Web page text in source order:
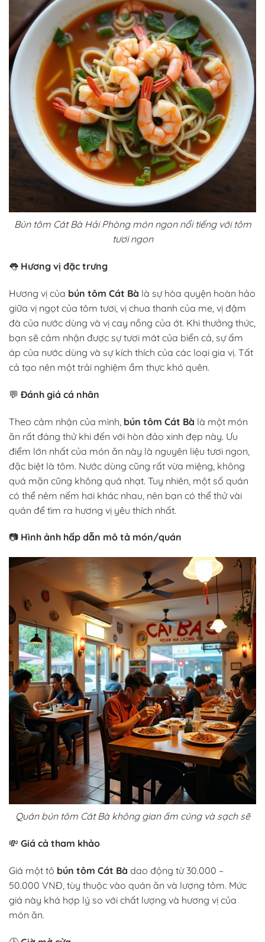
Bún tôm Cát Bà Hải Phòng món ngon nổi tiếng với tôm
tươi ngon
👅 Hương vị đặc trưng
Hương vị của bún tôm Cát Bà là sự hòa quyện hoàn hảo
giữa vị ngọt của tôm tươi, vị chua thanh của me, vị đậm
đà của nước dùng và vị cay nồng của ớt. Khi thưởng thức,
bạn sẽ cảm nhận được sự tươi mát của biển cả, sự ấm
áp của nước dùng và sự kích thích của các loại gia vị. Tất
cả tạo nên một trải nghiệm ẩm thực khó quên.
💬 Đánh giá cá nhân
Theo cảm nhận của mình, bún tôm Cát Bà là một món
ăn rất đáng thử khi đến với hòn đảo xinh đẹp này. Ưu
điểm lớn nhất của món ăn này là nguyên liệu tươi ngon,
đặc biệt là tôm. Nước dùng cũng rất vừa miệng, không
quá mặn cũng không quá nhạt. Tuy nhiên, một số quán
có thể nêm nếm hơi khác nhau, nên bạn có thể thử vài
quán để tìm ra hương vị yêu thích nhất.
📷 Hình ảnh hấp dẫn mô tả món/quán
Quán bún tôm Cát Bà không gian ấm cúng và sạch sẽ
💸 Giá cả tham khảo
Giá một tô bún tôm Cát Bà dao động từ 30.000 –
50.000 VNĐ, tùy thuộc vào quán ăn và lượng tôm. Mức
giá này khá hợp lý so với chất lượng và hương vị của
món ăn.